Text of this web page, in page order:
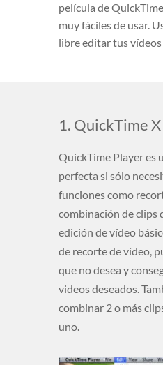
película de
muy fáciles de usar.
libre editar tus
1. QuickTime X
QuickTime Player es
perfecta si sólo
funciones como
combinación de clips
edición de vídeo
de recorte de vídeo,
que no desea y
videos deseados.
combinar 2 o más
uno.